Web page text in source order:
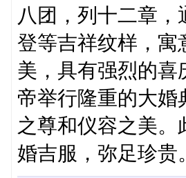
八团，列十二章
登等吉祥纹样，寓
美，具有强烈的喜
帝举行隆重的大婚
之尊和仪容之美
婚吉服，弥足珍贵